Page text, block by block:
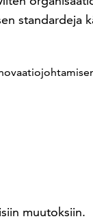
standardeja
muutoksiin.